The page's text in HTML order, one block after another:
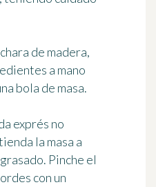
de madera,
a mano
bola de masa.
exprés no
la masa a
Pinche el
con un